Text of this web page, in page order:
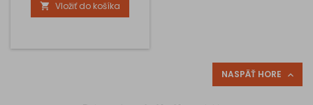
s taburetom EMPORIO
ponúka dokonalú
praktickosti. Vychutnajte si
 Vložiť do košíka
NASPÄŤ HORE 